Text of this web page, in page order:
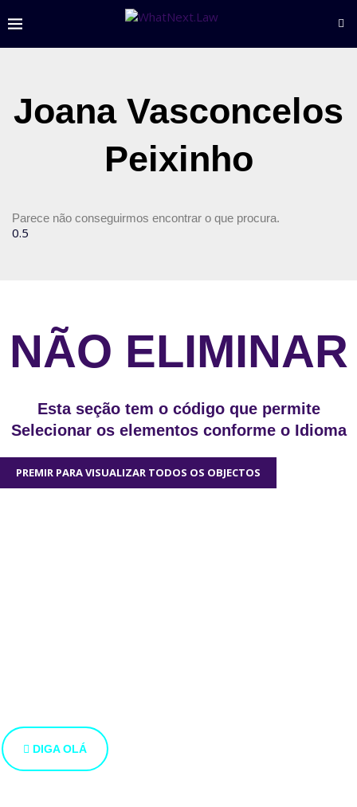
Joana Vasconcelos
Peixinho
Parece não conseguirmos encontrar o que procura.
NÃO ELIMINAR
Esta seção tem o código que permite
Selecionar os elementos conforme o Idioma
PREMIR PARA VISUALIZAR TODOS OS OBJECTOS
DIGA OLÁ